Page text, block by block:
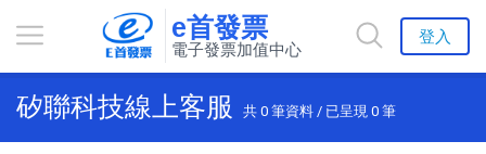
e首發票
電子發票加值中心
登入
矽聯科技線上客服 共 0 筆資料 / 已呈現 0 筆